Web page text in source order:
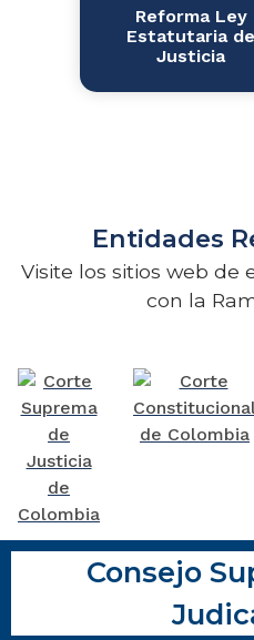
Reforma Ley
Estatutaria de
Justicia
Entidades
Visite los sitios web de
con la
Consejo